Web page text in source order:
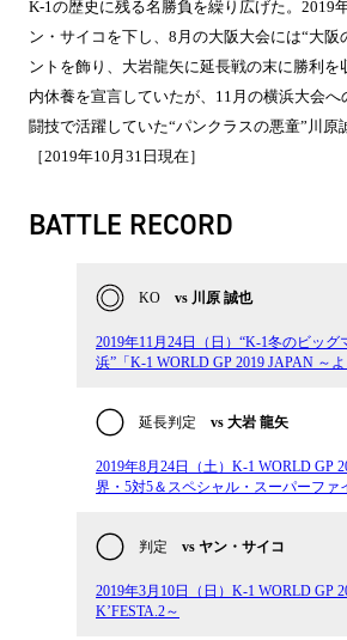
K-1の歴史に残る名勝負を繰り広げた。2019
ン・サイコを下し、8月の大阪大会には“大阪
ントを飾り、大岩龍矢に延長戦の末に勝利を
内休養を宣言していたが、11月の横浜大会
闘技で活躍していた“パンクラスの悪童”川原
［2019年10月31日現在］
BATTLE RECORD
KO vs 川原 誠也
2019年11月24日（日）“K-1冬のビッグ
浜”「K-1 WORLD GP 2019 JAPAN ～
延長判定 vs 大岩 龍矢
2019年8月24日（土）K-1 WORLD GP
界・5対5＆スペシャル・スーパーファ
判定 vs ヤン・サイコ
2019年3月10日（日）K-1 WORLD GP
K’FESTA.2～